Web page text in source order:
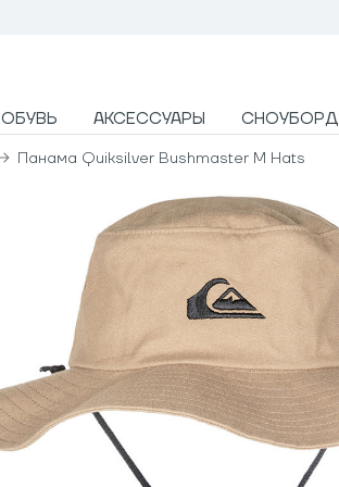
ОБУВЬ АКСЕССУАРЫ СНОУБОРД
Панама Quiksilver Bushmaster M Hats